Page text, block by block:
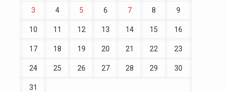
3 4 5 6 7 8 9
10 11 12 13 14 15 16
17 18 19 20 21 22 23
24 25 26 27 28 29 30
31